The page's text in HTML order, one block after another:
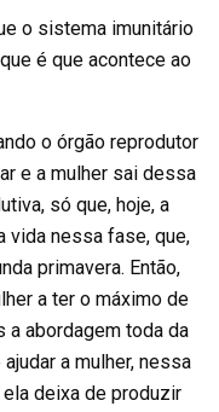
o sistema imunitário
é que acontece ao
o órgão reprodutor
e a mulher sai dessa
só que, hoje, a
vida nessa fase, que,
primavera. Então,
a ter o máximo de
a abordagem toda da
a mulher, nessa
deixa de produzir